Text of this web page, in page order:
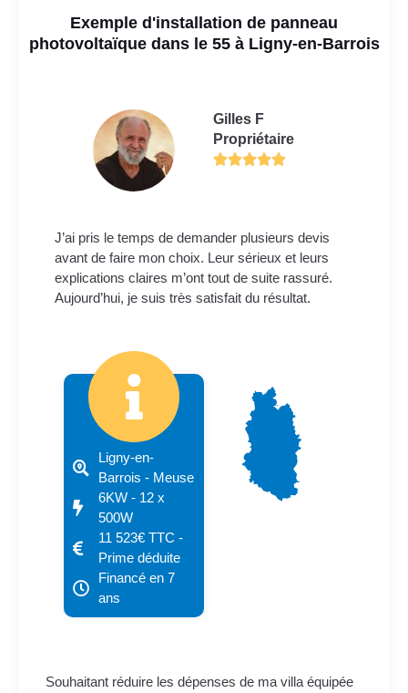
Exemple d'installation de panneau
photovoltaïque dans le 55 à Ligny-en-Barrois
Gilles F
Propriétaire
J’ai pris le temps de demander plusieurs devis
avant de faire mon choix. Leur sérieux et leurs
explications claires m’ont tout de suite rassuré.
Aujourd’hui, je suis très satisfait du résultat.
Ligny-en-
Barrois - Meuse
6KW - 12 x
500W
11 523€ TTC -
Prime déduite
Financé en 7
ans
Souhaitant réduire les dépenses de ma villa équipée